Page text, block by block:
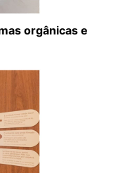
orgânicas e